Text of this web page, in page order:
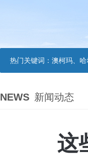
热门关键词： 澳柯玛、
NEWS 新闻动态
这